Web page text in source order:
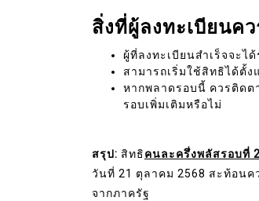
สิ่งที่ผู้ลงทะเบียนคว
ผู้ที่ลงทะเบียนสำเร็จจะได้
สามารถเริ่มใช้สิทธิได้ตั้ง
หากพลาดรอบนี้ ควรติดต
รอบเพิ่มเติมหรือไม่
สรุป: สิทธิคนละครึ่งพลัสรอบที่
วันที่ 21 ตุลาคม 2568 สะท้อน
จากภาครัฐ